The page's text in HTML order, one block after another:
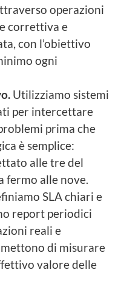
operazioni
correttiva e
con l’obiettivo
ogni
Utilizziamo sistemi
per intercettare
prima che
è semplice:
alle tre del
fermo alle nove.
SLA chiari e
report periodici
reali e
di misurare
valore delle